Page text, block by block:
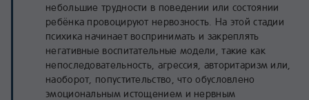
небольшие трудности в поведении или состоянии
ребёнка провоцируют нервозность. На этой стадии
психика начинает воспринимать и закреплять
негативные воспитательные модели, такие как
непоследовательность, агрессия, авторитаризм или,
наоборот, попустительство, что обусловлено
эмоциональным истощением и нервным